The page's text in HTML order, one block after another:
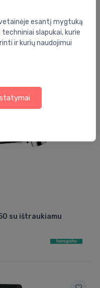
su ištraukiamu
su ištraukiamu
esantį mygtuką
techniniai slapukai, kurie
ir kurių naudojimui